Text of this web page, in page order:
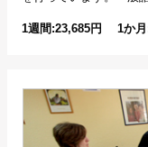
1週間:23,685円 1か月